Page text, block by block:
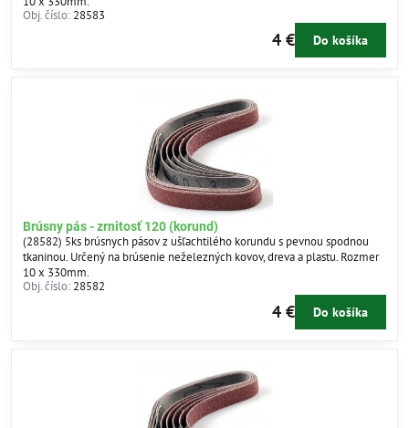
Obj. číslo: 28583
4 € Do košíka
Brúsny pás - zrnitosť 120 (korund)
(28582) 5ks brúsnych pásov z ušľachtilého korundu s pevnou spodnou
tkaninou. Určený na brúsenie neželezných kovov, dreva a plastu. Rozmer
10 x 330mm.
Obj. číslo: 28582
4 € Do košíka